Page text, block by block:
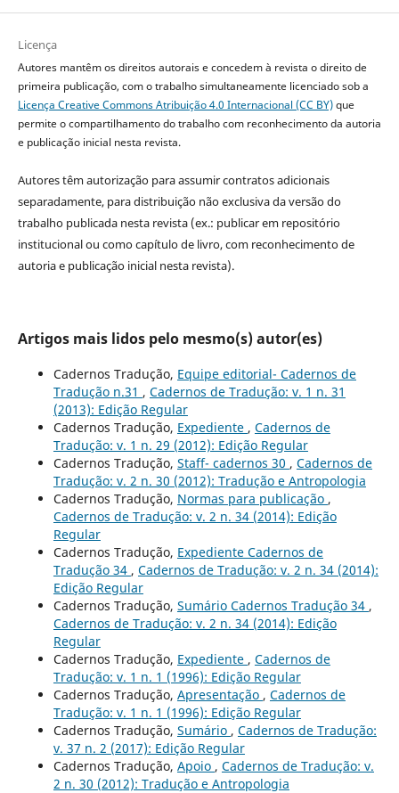
Licença
Autores mantêm os direitos autorais e concedem à revista o direito de
primeira publicação, com o trabalho simultaneamente licenciado sob a
Licença Creative Commons Atribuição 4.0 Internacional (CC BY)que
permite o compartilhamento do trabalho com reconhecimento da autoria
e publicação inicial nesta revista.
Autores têm autorização para assumir contratos adicionais
separadamente, para distribuição não exclusiva da versão do
trabalho publicada nesta revista (ex.: publicar em repositório
institucional ou como capítulo de livro, com reconhecimento de
autoria e publicação inicial nesta revista).
Artigos mais lidos pelo mesmo(s) autor(es)
Cadernos Tradução, Equipe editorial- Cadernos de
Tradução n.31 , Cadernos de Tradução: v. 1 n. 31
(2013): Edição Regular
Cadernos Tradução, Expediente , Cadernos de
Tradução: v. 1 n. 29 (2012): Edição Regular
Cadernos Tradução, Staff- cadernos 30 , Cadernos de
Tradução: v. 2 n. 30 (2012): Tradução e Antropologia
Cadernos Tradução, Normas para publicação ,
Cadernos de Tradução: v. 2 n. 34 (2014): Edição
Regular
Cadernos Tradução, Expediente Cadernos de
Tradução 34 , Cadernos de Tradução: v. 2 n. 34 (2014):
Edição Regular
Cadernos Tradução, Sumário Cadernos Tradução 34 ,
Cadernos de Tradução: v. 2 n. 34 (2014): Edição
Regular
Cadernos Tradução, Expediente , Cadernos de
Tradução: v. 1 n. 1 (1996): Edição Regular
Cadernos Tradução, Apresentação , Cadernos de
Tradução: v. 1 n. 1 (1996): Edição Regular
Cadernos Tradução, Sumário , Cadernos de Tradução:
v. 37 n. 2 (2017): Edição Regular
Cadernos Tradução, Apoio , Cadernos de Tradução: v.
2 n. 30 (2012): Tradução e Antropologia